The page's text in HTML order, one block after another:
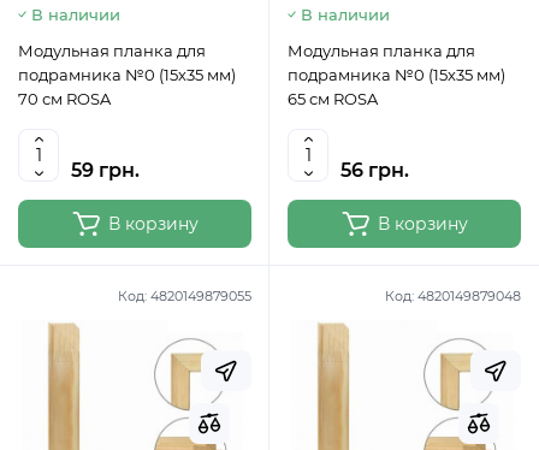
В наличии
Модульная планка для
подрамника №0 (15х35 мм)
70 см ROSA
59 грн.
В корзину
В наличии
Модульная планка для
подрамника №0 (15х35 мм)
65 см ROSA
56 грн.
В корзину
Код: 4820149879055 Код: 4820149879048